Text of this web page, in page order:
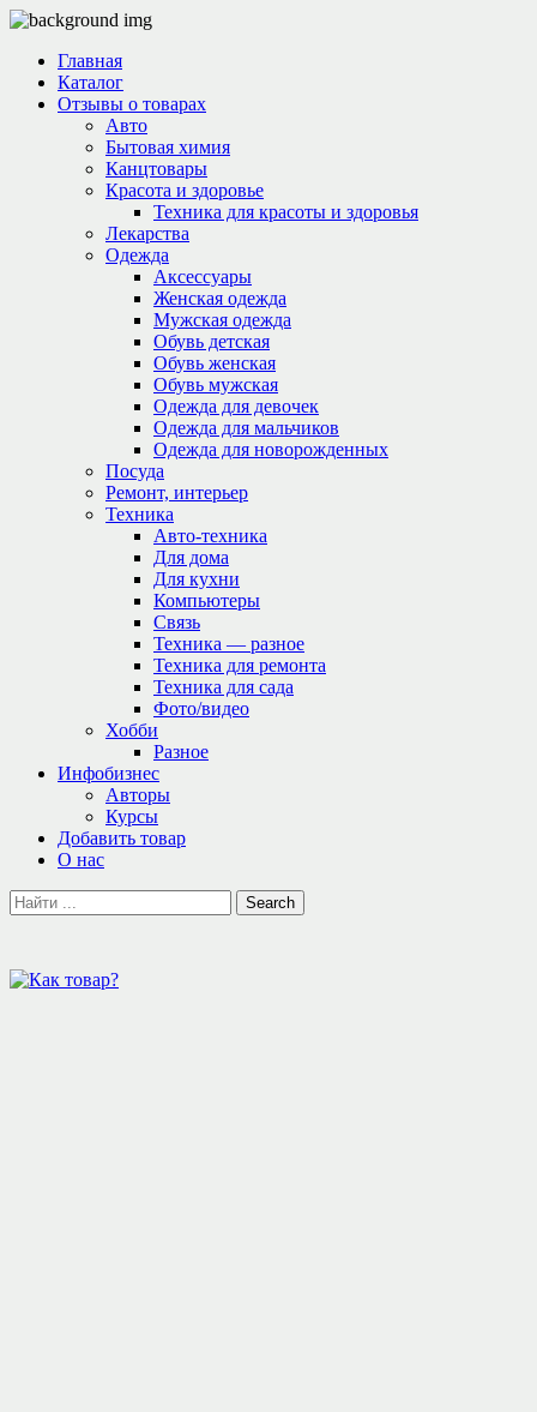
Главная
Каталог
Отзывы о товарах
Авто
Бытовая химия
Канцтовары
Красота и здоровье
Техника для красоты и здоровья
Лекарства
Одежда
Аксессуары
Женская одежда
Мужская одежда
Обувь детская
Обувь женская
Обувь мужская
Одежда для девочек
Одежда для мальчиков
Одежда для новорожденных
Посуда
Ремонт, интерьер
Техника
Авто-техника
Для дома
Для кухни
Компьютеры
Связь
Техника — разное
Техника для ремонта
Техника для сада
Фото/видео
Хобби
Разное
Инфобизнес
Авторы
Курсы
Добавить товар
О нас